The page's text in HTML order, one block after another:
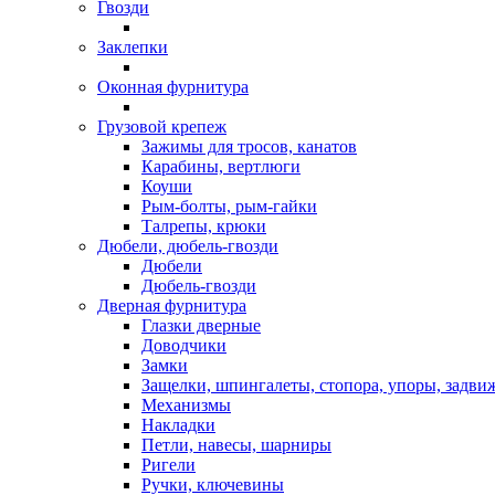
Гвозди
Заклепки
Оконная фурнитура
Грузовой крепеж
Зажимы для тросов, канатов
Карабины, вертлюги
Коуши
Рым-болты, рым-гайки
Талрепы, крюки
Дюбели, дюбель-гвозди
Дюбели
Дюбель-гвозди
Дверная фурнитура
Глазки дверные
Доводчики
Замки
Защелки, шпингалеты, стопора, упоры,
Механизмы
Накладки
Петли, навесы, шарниры
Ригели
Ручки, ключевины